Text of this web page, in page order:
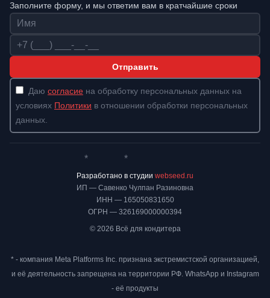
Заполните форму, и мы ответим вам в кратчайшие сроки
Имя
Телефон
Отправить
Даю согласие на обработку персональных данных на
условиях Политики в отношении обработки персональных
данных.
ИП — Савенко Чулпан Разиновна
ИНН — 165050831650
ОГРН — 326169000000394
© 2026 Всё для кондитера
* *
Разработано в студии webseed.ru
* - компания Meta Platforms Inc. признана экстремистской организацией,
и её деятельность запрещена на территории РФ. WhatsApp и Instagram
- её продукты